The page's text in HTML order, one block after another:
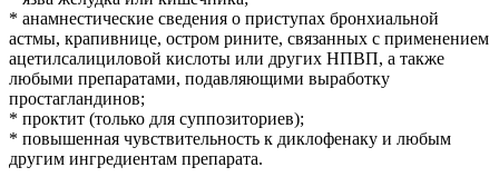
* анамнестические сведения о приступах бронхиальной
астмы, крапивнице, остром рините, связанных с применением
ацетилсалициловой кислоты или других НПВП, а также
любыми препаратами, подавляющими выработку
простагландинов;
* проктит (только для суппозиториев);
* повышенная чувствительность к диклофенаку и любым
другим ингредиентам препарата.